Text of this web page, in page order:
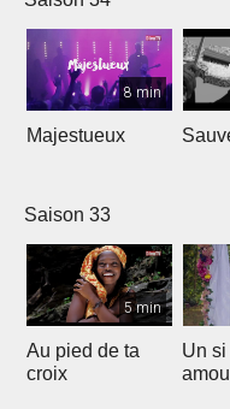
8 min
Majestueux
Saison 33
5 min
Au pied de ta
croix
Un si